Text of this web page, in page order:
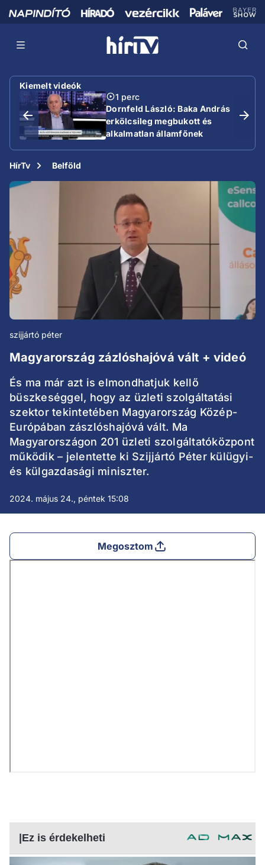
Kiemelt videók
1 perc
Dornfeld László: Baka András
erkölcsileg megbukott és
alkalmatlan államfőnek
HírTv Belföld
szijjártó péter
Magyarország zázlóshajóvá vált + videó
És ma már azt is elmondhatjuk kellő
büszkeséggel, hogy az üzleti szolgáltatási
szektor tekintetében Magyarország Közép-
Európában zászlóshajóvá vált. Ma
Magyarországon 201 üzleti szolgáltatóközpont
működik – jelentette ki Szijjártó Péter külügyi-
és külgazdasági miniszter.
2024. május 24., péntek 15:08
Megosztom